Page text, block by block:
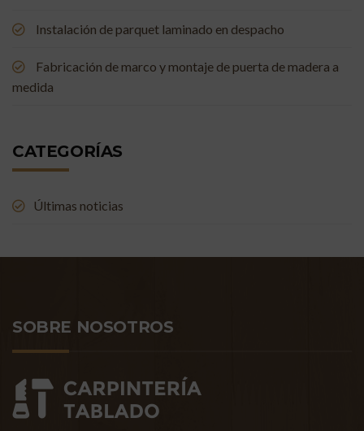
Instalación de parquet laminado en despacho
Fabricación de marco y montaje de puerta de madera a
medida
CATEGORÍAS
Últimas noticias
SOBRE NOSOTROS